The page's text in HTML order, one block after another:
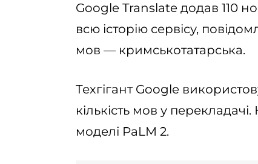
Google Translate додав 110
всю історію сервісу,
мов — кримськотатарська.
Техгігант Google
кількість мов у
моделі PaLM 2.